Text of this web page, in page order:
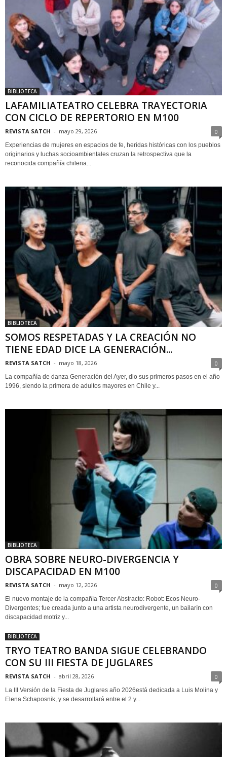
BIBLIOTECA
LAFAMILIATEATRO CELEBRA TRAYECTORIA
CON CICLO DE REPERTORIO EN M100
REVISTA SATCH - mayo 29, 2026 0
Experiencias de mujeres en espacios de fe, heridas históricas con los pueblos
originarios y luchas socioambientales cruzan la retrospectiva que la
reconocida compañía chilena...
BIBLIOTECA
SOMOS RESPETADAS Y LA CREACIÓN NO
TIENE EDAD DICE LA GENERACIÓN...
REVISTA SATCH - mayo 18, 2026 0
La compañía de danza Generación del Ayer, dio sus primeros pasos en el año
1996, siendo la primera de adultos mayores en Chile y...
BIBLIOTECA
OBRA SOBRE NEURO-DIVERGENCIA Y
DISCAPACIDAD EN M100
REVISTA SATCH - mayo 12, 2026 0
El nuevo montaje de la compañía Tercer Abstracto: Robot: Ecos Neuro-
Divergentes; fue creada junto a una artista neurodivergente, un bailarín con
discapacidad motriz y...
BIBLIOTECA
TRYO TEATRO BANDA SIGUE CELEBRANDO
CON SU III FIESTA DE JUGLARES
REVISTA SATCH - abril 28, 2026 0
La III Versión de la Fiesta de Juglares año 2026está dedicada a Luis Molina y
Elena Schaposnik, y se desarrollará entre el 2 y...